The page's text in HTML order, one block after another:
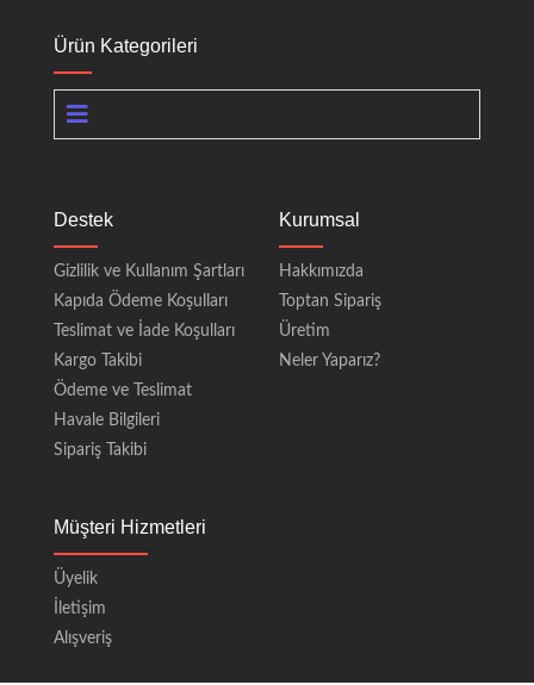
Ürün Kategorileri
Destek
Gizlilik ve Kullanım Şartları
Kapıda Ödeme Koşulları
Teslimat ve İade Koşulları
Kargo Takibi
Ödeme ve Teslimat
Havale Bilgileri
Sipariş Takibi
Kurumsal
Hakkımızda
Toptan Sipariş
Üretim
Neler Yaparız?
Müşteri Hizmetleri
Üyelik
İletişim
Alışveriş